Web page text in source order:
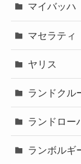
マイバッハ
マセラティ
ヤリス
ランドクル
ランドロー
ランボルギ